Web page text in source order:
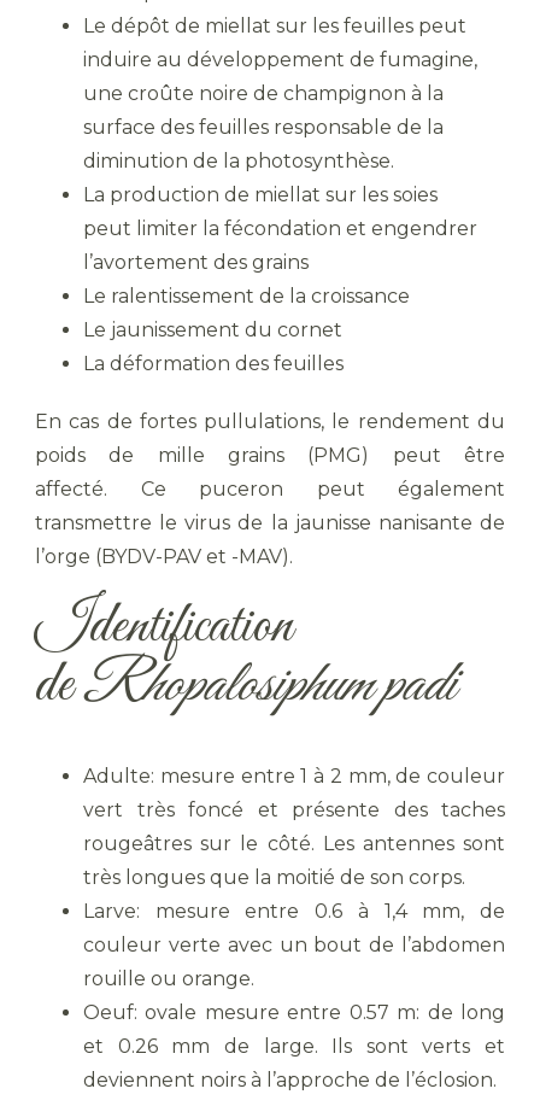
Le dépôt de miellat sur les feuilles peut
induire au développement de fumagine,
une croûte noire de champignon à la
surface des feuilles responsable de la
diminution de la photosynthèse.
La production de miellat sur les soies
peut limiter la fécondation et engendrer
l’avortement des grains
Le ralentissement de la croissance
Le jaunissement du cornet
La déformation des feuilles
En cas de fortes pullulations, le rendement du
poids de mille grains (PMG) peut être
affecté. Ce puceron peut également
transmettre le virus de la jaunisse nanisante de
l’orge (BYDV-PAV et -MAV).
Identification
deRhopalosiphum padi
Adulte: mesure entre 1 à 2 mm, de couleur
vert très foncé et présente des taches
rougeâtres sur le côté. Les antennes sont
très longues que la moitié de son corps.
Larve: mesure entre 0.6 à 1,4 mm, de
couleur verte avec un bout de l’abdomen
rouille ou orange.
Oeuf: ovale mesure entre 0.57 m: de long
et 0.26 mm de large. Ils sont verts et
deviennent noirs à l’approche de l’éclosion.